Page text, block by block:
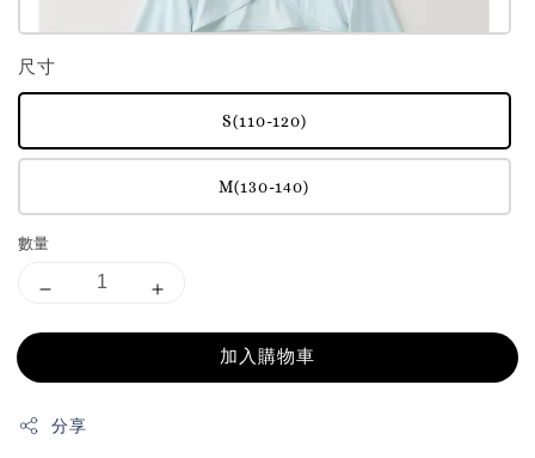
尺寸
S(110-120)
M(130-140)
數量
加入購物車
分享